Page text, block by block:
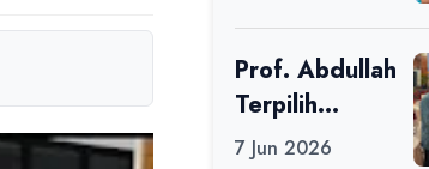
Kabupaten
Ciamis Tahun
2026
Prof. Abdullah
Terpilih
sebagai Ketua
7 Jun 2026